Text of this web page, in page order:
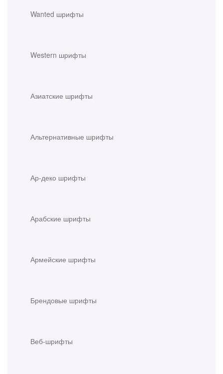
Wanted шрифты
Western шрифты
Азиатские шрифты
Альтернативные шрифты
Ар-деко шрифты
Арабские шрифты
Армейские шрифты
Брендовые шрифты
Веб-шрифты